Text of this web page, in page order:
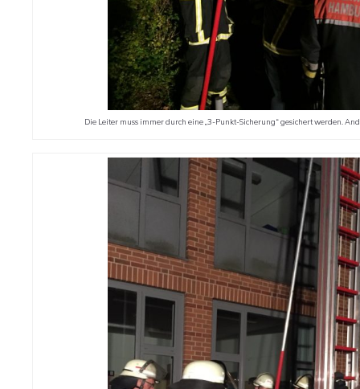
Die Leiter muss immer durch eine „3-Punkt-Sicherung“ gesichert werden.